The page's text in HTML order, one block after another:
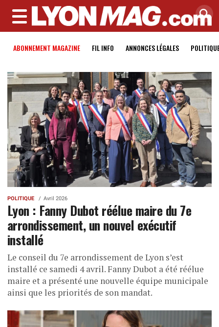
MENU
ABONNEMENT MAGAZINE FIL INFO ANNONCES LÉGALES
POLITIQUE Avril 2026
Lyon : Fanny Dubot réélue maire du 7e
arrondissement, un nouvel exécutif
installé
Le conseil du 7e arrondissement de Lyon s’est
installé ce samedi 4 avril. Fanny Dubot a été réélue
maire et a présenté une nouvelle équipe municipale
ainsi que les priorités de son mandat.